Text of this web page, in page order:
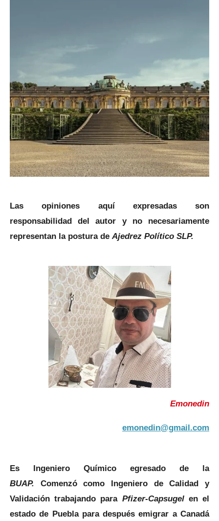
Las opiniones aquí expresadas son
responsabilidad del autor y no necesariamente
representan la postura deAjedrez Político SLP.
Emonedin
emonedin@gmail.com
Es Ingeniero Químico egresado de la
BUAP. Comenzó como Ingeniero de Calidad y
Validación trabajando para Pfizer-Capsugelen el
estado de Puebla para después emigrar a Canadá